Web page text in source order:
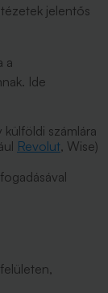
jelentős
a
Ide
külföldi számlára
Revolut, Wise)